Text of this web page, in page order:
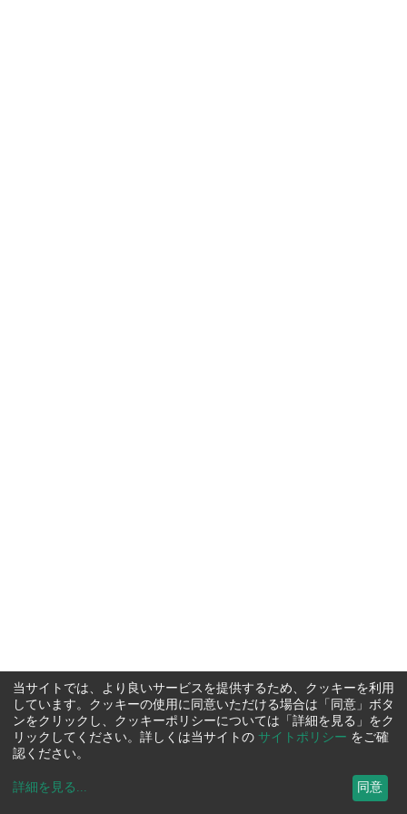
当サイトでは、より良いサービスを提供するため、クッキーを利用
しています。クッキーの使用に同意いただける場合は「同意」ボタ
ンをクリックし、クッキーポリシーについては「詳細を見る」をク
リックしてください。詳しくは当サイトの サイトポリシー をご確
認ください。
詳細を見る ... 同意